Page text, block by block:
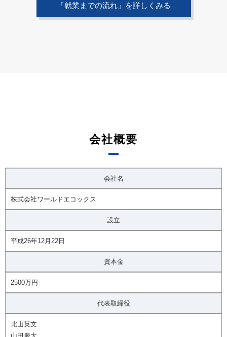
「就業までの流れ」を詳しくみる
会社概要
会社名
株式会社ワールドエコックス
設立
平成26年12月22日
資本金
2500万円
代表取締役
北山英文